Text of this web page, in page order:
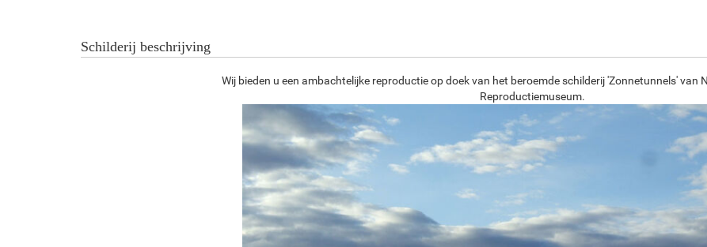
Schilderij beschrijving
Wij bieden u een ambachtelijke reproductie op doek van het beroemde schilderij 'Zonnetunnels' van
Reproductiemuseum.